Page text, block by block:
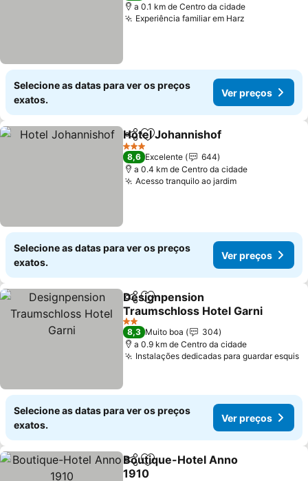
a 0.1 km de Centro da cidade
Experiência familiar em Harz
Selecione as datas para ver os preços
exatos.
Ver preços
PartilharAdicionar aos favoritos
Hotel Johannishof
3 Estrelas
8,6 Excelente
644
a 0.4 km de Centro da cidade
Acesso tranquilo ao jardim
Selecione as datas para ver os preços
exatos.
Ver preços
PartilharAdicionar aos favoritos
Designpension
Traumschloss Hotel Garni
2 Estrelas
8,3 Muito boa
304
a 0.9 km de Centro da cidade
Instalações dedicadas para guardar esquis
Selecione as datas para ver os preços
exatos.
Ver preços
PartilharAdicionar aos favoritos
Boutique-Hotel Anno
1910